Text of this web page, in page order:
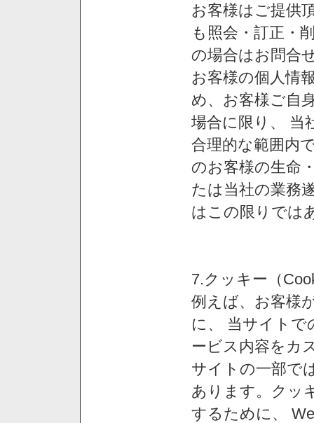
お客様はご提供
も照会・訂正・
の場合はお問合
お客様の個人情
め、お客様ご自
場合に限り、 当
合理的な範囲内
のお客様の生命
たは当社の業務
はこの限りでは
7.クッキー（
例えば、お客様
に、 当サイトで
ービス内容をカ
サイトの一部で
あります。クッ
するために、